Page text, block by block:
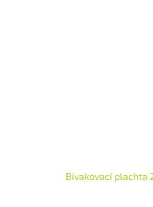
Bivakovací plachta